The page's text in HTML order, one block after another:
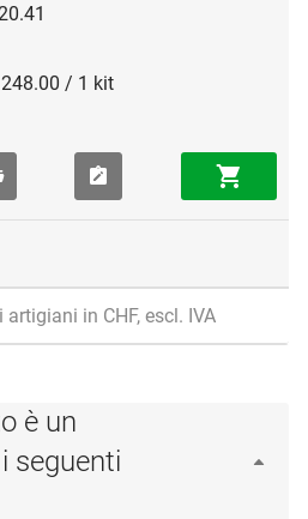
248.00 / 1 kit
in CHF, escl. IVA
è un
seguenti